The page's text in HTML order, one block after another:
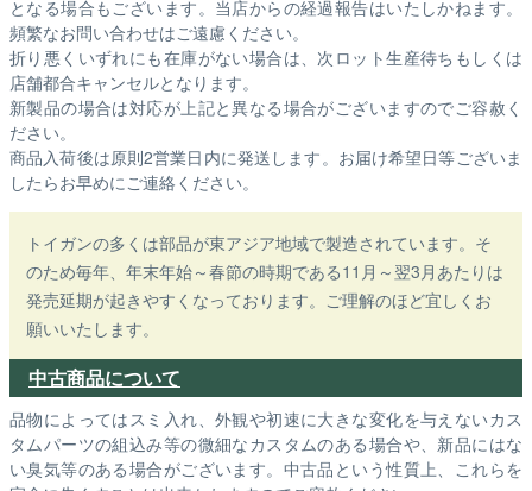
となる場合もございます。 当店からの経過報告はいたしかねます。
頻繁なお問い合わせはご遠慮ください。
折り悪くいずれにも在庫がない場合は、次ロット生産待ちもしくは
店舗都合キャンセルとなります。
新製品の場合は対応が上記と異なる場合がございますのでご容赦く
ださい。
商品入荷後は原則2営業日内に発送します。お届け希望日等ございま
したらお早めにご連絡ください。
トイガンの多くは部品が東アジア地域で製造されています。そ
のため毎年、年末年始～春節の時期である11月～翌3月あたりは
発売延期が起きやすくなっております。ご理解のほど宜しくお
願いいたします。
中古商品について
品物によってはスミ入れ、外観や初速に大きな変化を与えないカス
タムパーツの組込み等の微細なカスタムのある場合や、新品にはな
い臭気等のある場合がございます。中古品という性質上、これらを